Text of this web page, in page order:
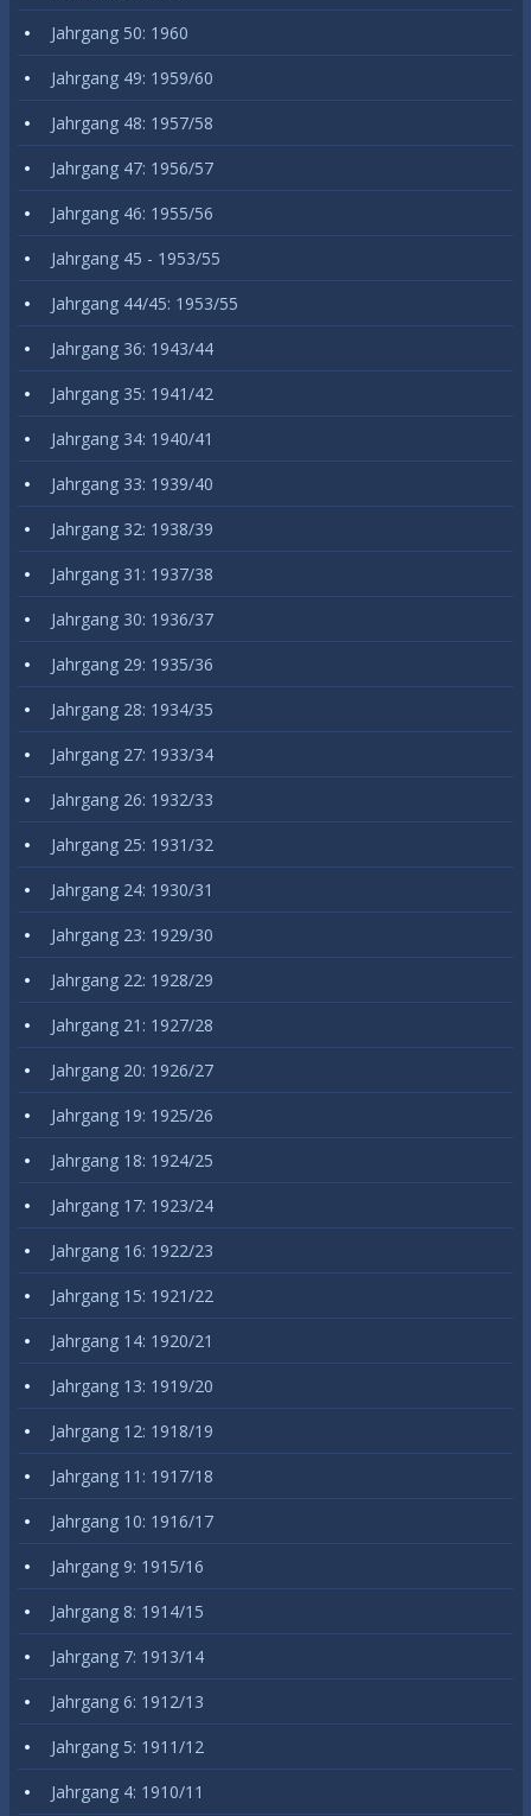
Jahrgang 50: 1960
Jahrgang 49: 1959/60
Jahrgang 48: 1957/58
Jahrgang 47: 1956/57
Jahrgang 46: 1955/56
Jahrgang 45 - 1953/55
Jahrgang 44/45: 1953/55
Jahrgang 36: 1943/44
Jahrgang 35: 1941/42
Jahrgang 34: 1940/41
Jahrgang 33: 1939/40
Jahrgang 32: 1938/39
Jahrgang 31: 1937/38
Jahrgang 30: 1936/37
Jahrgang 29: 1935/36
Jahrgang 28: 1934/35
Jahrgang 27: 1933/34
Jahrgang 26: 1932/33
Jahrgang 25: 1931/32
Jahrgang 24: 1930/31
Jahrgang 23: 1929/30
Jahrgang 22: 1928/29
Jahrgang 21: 1927/28
Jahrgang 20: 1926/27
Jahrgang 19: 1925/26
Jahrgang 18: 1924/25
Jahrgang 17: 1923/24
Jahrgang 16: 1922/23
Jahrgang 15: 1921/22
Jahrgang 14: 1920/21
Jahrgang 13: 1919/20
Jahrgang 12: 1918/19
Jahrgang 11: 1917/18
Jahrgang 10: 1916/17
Jahrgang 9: 1915/16
Jahrgang 8: 1914/15
Jahrgang 7: 1913/14
Jahrgang 6: 1912/13
Jahrgang 5: 1911/12
Jahrgang 4: 1910/11